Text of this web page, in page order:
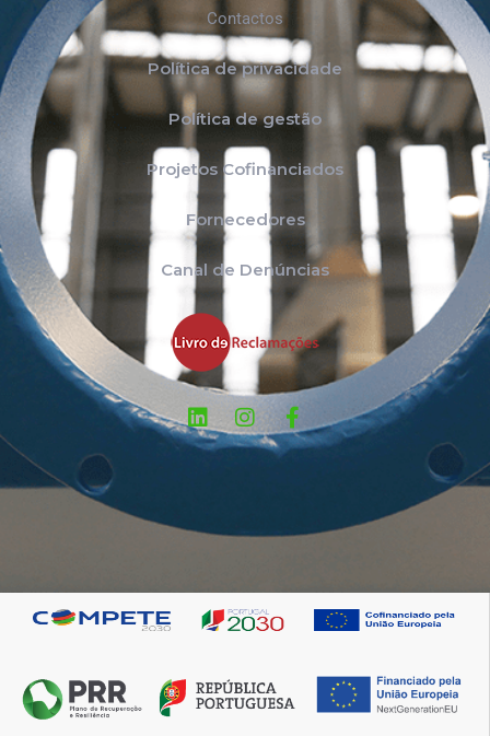
Contactos
Política de privacidade
Política de gestão
Projetos Cofinanciados
Fornecedores
Canal de Denúncias